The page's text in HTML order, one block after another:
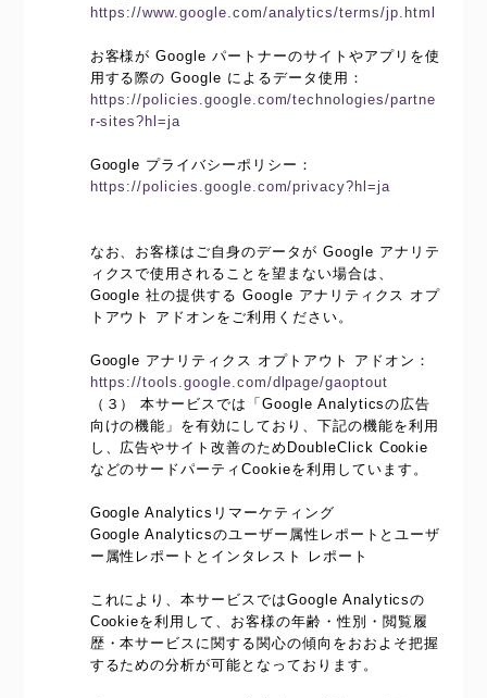
https://www.google.com/analytics/terms/jp.html
お客様が Google パートナーのサイトやアプリを使
用する際の Google によるデータ使用：
https://policies.google.com/technologies/partne
r-sites?hl=ja
Google プライバシーポリシー：
https://policies.google.com/privacy?hl=ja
なお、お客様はご自身のデータが Google アナリテ
ィクスで使用されることを望まない場合は、
Google 社の提供する Google アナリティクス オプ
トアウト アドオンをご利用ください。
Google アナリティクス オプトアウト アドオン：
https://tools.google.com/dlpage/gaoptout
（３） 本サービスでは「Google Analyticsの広告
向けの機能」を有効にしており、下記の機能を利用
し、広告やサイト改善のためDoubleClick Cookie
などのサードパーティCookieを利用しています。
Google Analyticsリマーケティング
Google Analyticsのユーザー属性レポートとユーザ
ー属性レポートとインタレスト レポート
これにより、本サービスではGoogle Analyticsの
Cookieを利用して、お客様の年齢・性別・閲覧履
歴・本サービスに関する関心の傾向をおおよそ把握
するための分析が可能となっております。